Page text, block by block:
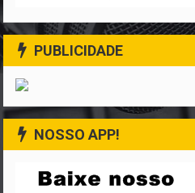
PUBLICIDADE
NOSSO APP!